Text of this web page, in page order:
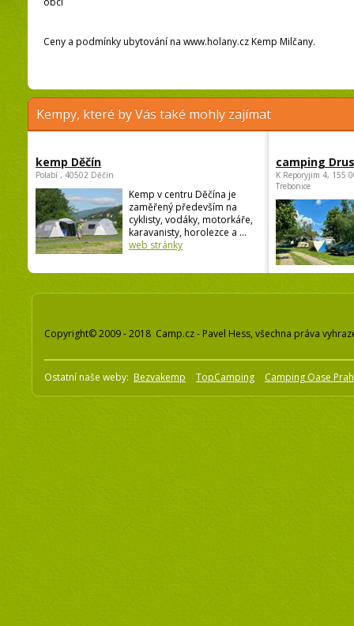
Ceny a podmínky ubytování na www.holany.cz Kemp Milčany.
Kempy, které by Vás také mohly zajímat
kemp Děčín
Polabí , 40502 Děčín
Kemp v centru Děčína je
zaměřený především na
cyklisty, vodáky, motorkáře,
karavanisty, horolezce a ...
web stránky
camping
K Reporyjim 4, 155
Trebonice
Copyright© 2009 - 2018 Camp.cz - Pavel Hess, všechna práva
Ostatní naše weby: Bezvakemp TopCamping Camping Oase